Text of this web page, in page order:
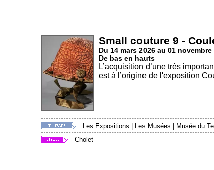
Small couture 9 -
Du 14 mars 2026 au 01 novembre
De bas en hauts
L’acquisition d’une très
est à l’origine de l'exposition
Les Expositions | Les Musées | Musée du
Cholet